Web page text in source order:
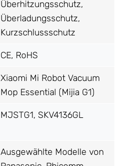
Überhitzungsschutz,
Überladungsschutz,
Kurzschlussschutz
CE, RoHS
Xiaomi Mi Robot Vacuum
Mop Essential (Mijia G1)
MJSTG1, SKV4136GL
Ausgewählte Modelle von